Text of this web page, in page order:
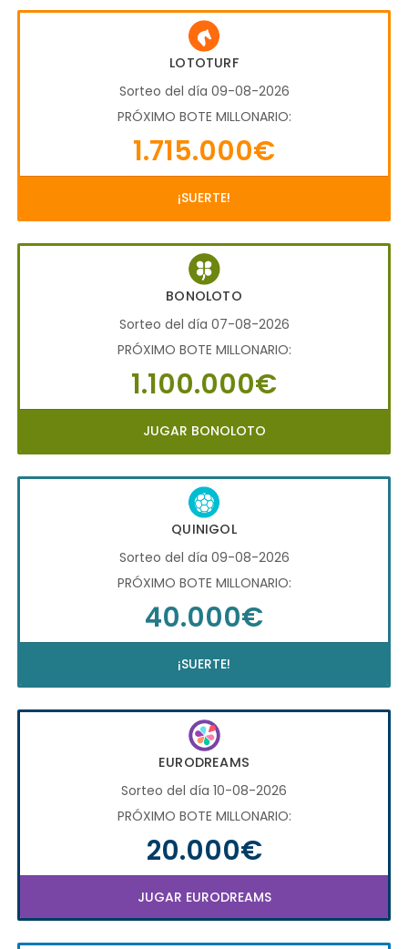
LOTOTURF
Sorteo del día 09-08-2026
PRÓXIMO BOTE MILLONARIO:
1.715.000€
¡SUERTE!
BONOLOTO
Sorteo del día 07-08-2026
PRÓXIMO BOTE MILLONARIO:
1.100.000€
JUGAR BONOLOTO
QUINIGOL
Sorteo del día 09-08-2026
PRÓXIMO BOTE MILLONARIO:
40.000€
¡SUERTE!
EURODREAMS
Sorteo del día 10-08-2026
PRÓXIMO BOTE MILLONARIO:
20.000€
JUGAR EURODREAMS